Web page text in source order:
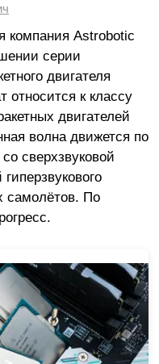
компания Astrobotic
серии
двигателя
относится к классу
двигателей
волна движется по
сверхзвуковой
самолётов. По